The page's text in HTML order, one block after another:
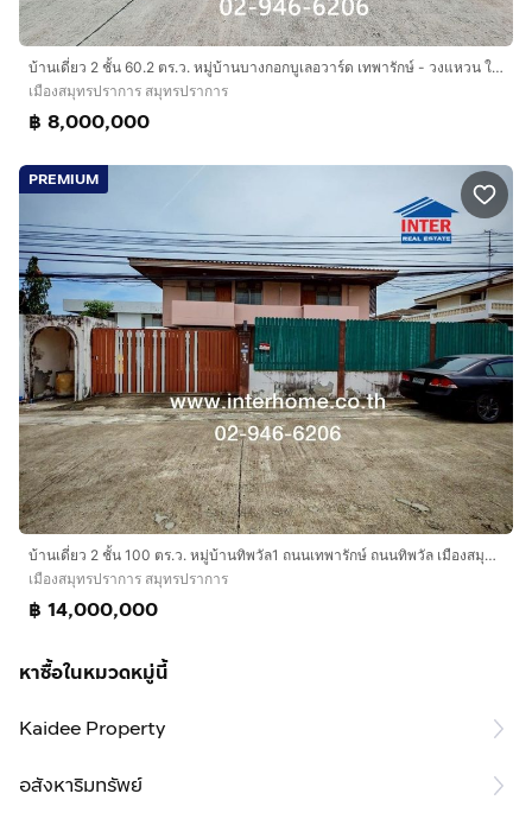
บ้านเดี่ยว 2 ชั้น 60.2 ตร.ว. หมู่บ้านบางกอกบูเลอวาร์ด เทพารักษ์ - วงแหวน ใกล้ตลาดมังกร ถนนเทพารักษ์ ถนนบานา-ตราด เมืองสมุทรปราการ
เมืองสมุทรปราการ สมุทรปราการ
฿ 8,000,000
PREMIUM
บ้านเดี่ยว 2 ชั้น 100 ตร.ว. หมู่บ้านทิพวัล1 ถนนเทพารักษ์ ถนนทิพวัล เมืองสมุทรปราการ สมุทรปราการ
เมืองสมุทรปราการ สมุทรปราการ
฿ 14,000,000
หาซื้อในหมวดหมู่นี้
Kaidee Property
อสังหาริมทรัพย์